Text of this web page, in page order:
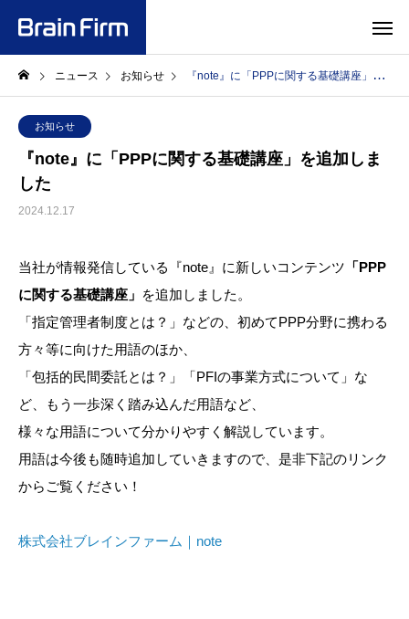
ニュース お知らせ 『note』に「PPPに関する基礎講座」を追加しました
お知らせ
『note』に「PPPに関する基礎講座」を追加しま
した
2024.12.17
当社が情報発信している『note』に新しいコンテンツ 「PPP
に関する基礎講座」 を追加しました。
「指定管理者制度とは？」などの、初めてPPP分野に携わる
方々等に向けた用語のほか、
「包括的民間委託とは？」「PFIの事業方式について」な
ど、もう一歩深く踏み込んだ用語など、
様々な用語について分かりやすく解説しています。
用語は今後も随時追加していきますので、是非下記のリンク
からご覧ください！
株式会社ブレインファーム｜note